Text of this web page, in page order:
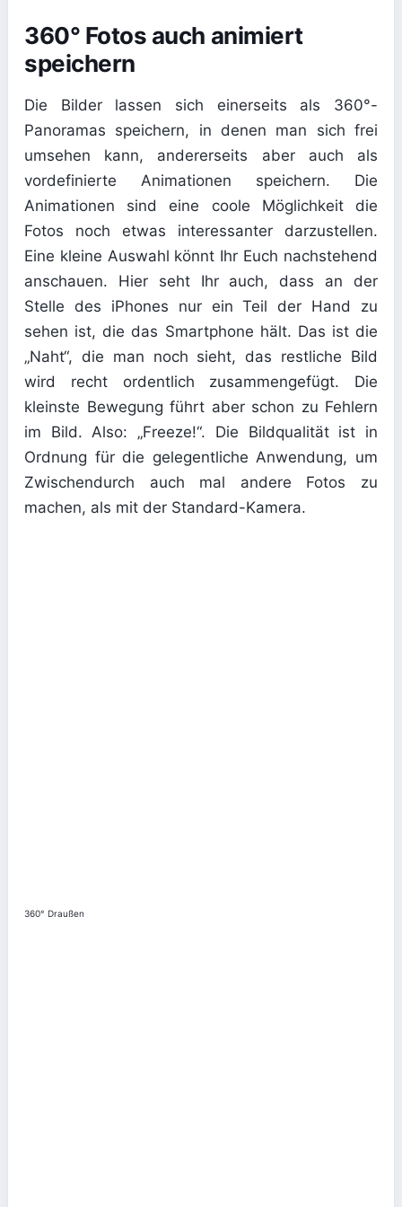
360° Fotos auch animiert
speichern
Die Bilder lassen sich einerseits als 360°-
Panoramas speichern, in denen man sich frei
umsehen kann, andererseits aber auch als
vordefinierte Animationen speichern. Die
Animationen sind eine coole Möglichkeit die
Fotos noch etwas interessanter darzustellen.
Eine kleine Auswahl könnt Ihr Euch nachstehend
anschauen. Hier seht Ihr auch, dass an der
Stelle des iPhones nur ein Teil der Hand zu
sehen ist, die das Smartphone hält. Das ist die
„Naht“, die man noch sieht, das restliche Bild
wird recht ordentlich zusammengefügt. Die
kleinste Bewegung führt aber schon zu Fehlern
im Bild. Also: „Freeze!“. Die Bildqualität ist in
Ordnung für die gelegentliche Anwendung, um
Zwischendurch auch mal andere Fotos zu
machen, als mit der Standard-Kamera.
360° Draußen